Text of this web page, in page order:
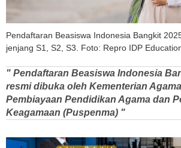
Pendaftaran Beasiswa Indonesia Bangkit
jenjang S1, S2, S3. Foto: Repro IDP
" Pendaftaran Beasiswa Indonesia
resmi dibuka oleh Kementerian
Pembiayaan Pendidikan Agama dan
Keagamaan (Puspenma) "